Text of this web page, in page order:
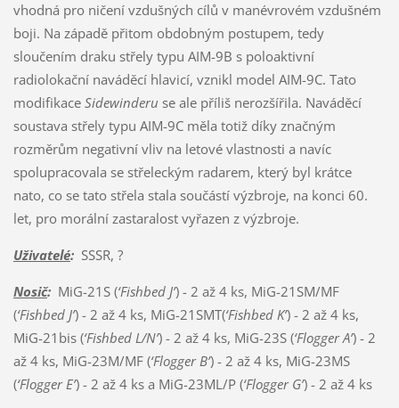
vhodná pro ničení vzdušných cílů v manévrovém vzdušném
boji. Na západě přitom obdobným postupem, tedy
sloučením draku střely typu AIM-9B s poloaktivní
radiolokační naváděcí hlavicí, vznikl model AIM-9C. Tato
modifikace Sidewinderu se ale příliš nerozšířila. Naváděcí
soustava střely typu AIM-9C měla totiž díky značným
rozměrům negativní vliv na letové vlastnosti a navíc
spolupracovala se střeleckým radarem, který byl krátce
nato, co se tato střela stala součástí výzbroje, na konci 60.
let, pro morální zastaralost vyřazen z výzbroje.
Uživatelé:SSSR, ?
Nosič:MiG-21S (‘Fishbed J’) - 2 až 4 ks, MiG-21SM/MF
(‘Fishbed J’) - 2 až 4 ks, MiG-21SMT(‘Fishbed K’) - 2 až 4 ks,
MiG-21bis (‘Fishbed L/N’) - 2 až 4 ks, MiG-23S (‘Flogger A’) - 2
až 4 ks, MiG-23M/MF (‘Flogger B’) - 2 až 4 ks, MiG-23MS
(‘Flogger E’) - 2 až 4 ks a MiG-23ML/P (‘Flogger G’) - 2 až 4 ks